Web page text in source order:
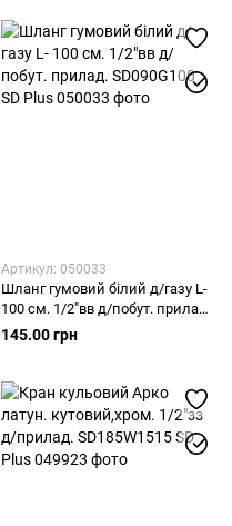
Артикул: 050033
Шланг гумовий білий д/газу L-
100 cм. 1/2"вв д/побут. прилад.
SD090G100 SD Plus
145.00 грн